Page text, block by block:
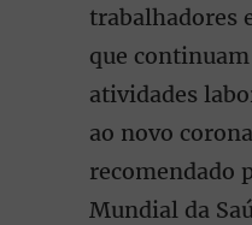
trabalhadores
que
atividades
ao novo
recomendado
Mundial da